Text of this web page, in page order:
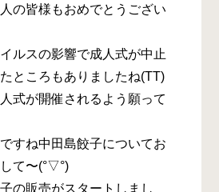
の皆様もおめでとうござい
ルスの影響で成人式が中止
ところもありましたね(TT)
式が開催されるよう願って
すね中田島餃子についてお
て〜(°▽°)
の販売がスタートしまし